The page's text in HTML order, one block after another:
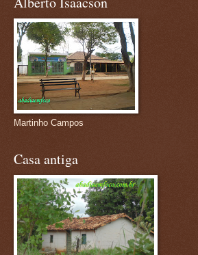
Martinho Campos
Casa antiga